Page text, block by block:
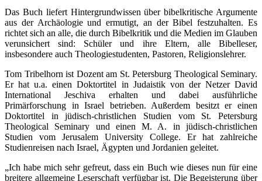
Das Buch liefert Hintergrundwissen über bibelkritische Argumente
aus der Archäologie und ermutigt, an der Bibel festzuhalten. Es
richtet sich an alle, die durch Bibelkritik und die Medien im Glauben
verunsichert sind: Schüler und ihre Eltern, alle Bibelleser,
insbesondere auch Theologiestudenten, Pastoren, Religionslehrer.
Tom Tribelhorn ist Dozent am St. Petersburg Theological Seminary.
Er hat u.a. einen Doktortitel in Judaistik von der Netzer David
International Jeschiva erhalten und dabei ausführliche
Primärforschung in Israel betrieben. Außerdem besitzt er einen
Doktortitel in jüdisch-christlichen Studien vom St. Petersburg
Theological Seminary und einen M. A. in jüdisch-christlichen
Studien vom Jerusalem University College. Er hat zahlreiche
Studienreisen nach Israel, Ägypten und Jordanien geleitet.
„Ich habe mich sehr gefreut, dass ein Buch wie dieses nun für eine
breitere allgemeine Leserschaft verfügbar ist. Die Begeisterung über